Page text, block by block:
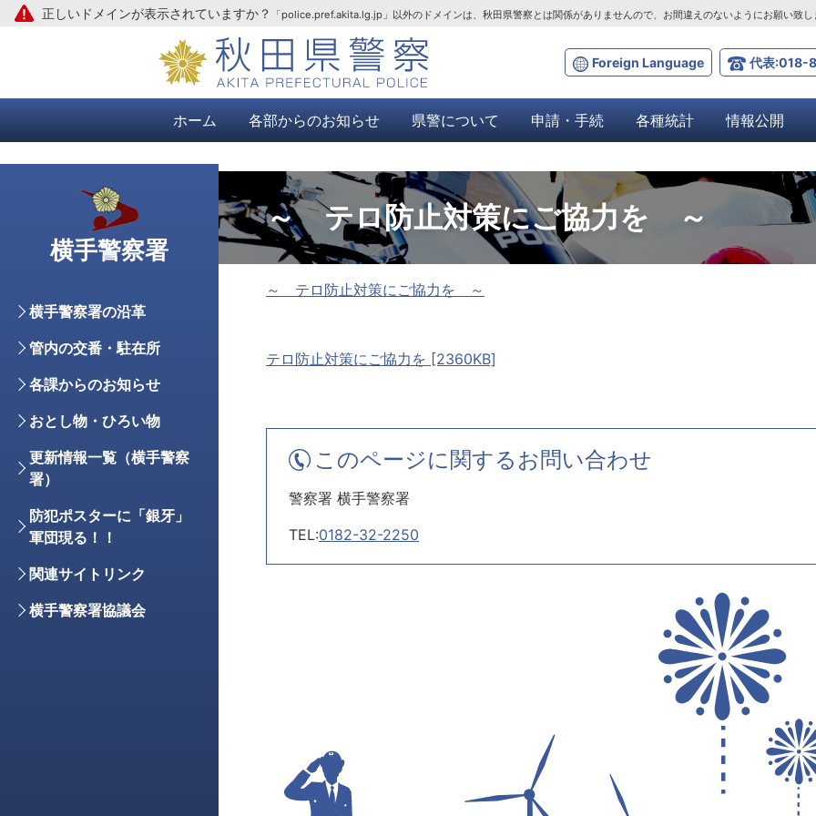
本文へ
Foreign Language 代表:018-
正しいドメインが表示されていますか？ 「police.pref.akita.lg.jp」以外のドメインは、秋田県警察とは関係がありませんので、お間違えのないようにお願い致し
ホーム 各部からのお知らせ 県警について 申請・手続 各種統計 情報公開
～ テロ防止対策にご協力を ～
～ テロ防止対策にご協力を ～
テロ防止対策にご協力を [2360KB]
このページに関するお問い合わせ
警察署 横手警察署
TEL:0182-32-2250
横手警察署
横手警察署の沿革
管内の交番・駐在所
各課からのお知らせ
おとし物・ひろい物
更新情報一覧（横手警察
署）
防犯ポスターに「銀牙」
軍団現る！！
関連サイトリンク
横手警察署協議会